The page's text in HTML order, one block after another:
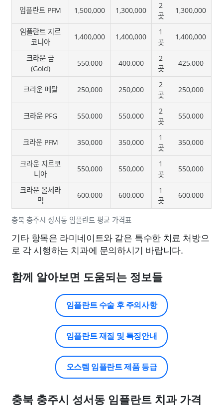
충북 충주시 성서동 임플란트 평균 가격표
임플란트 PFM 1,500,000 1,300,000
2
곳
1,300,000
임플란트 지르
코니아
1,400,000 1,400,000
1
곳
1,400,000
크라운 금
(Gold)
550,000 400,000
2
곳
425,000
크라운 메탈 250,000 250,000
2
곳
250,000
크라운 PFG 550,000 550,000
2
곳
550,000
크라운 PFM 350,000 350,000
1
곳
350,000
크라운 지르코
니아
550,000 550,000
1
곳
550,000
크라운 올세라
믹
600,000 600,000
1
곳
600,000
기타 항목은 라미네이트와 같은 특수한 치료 처방으
로 각 시행하는 치과에 문의하시기 바랍니다.
함께 알아보면 도움되는 정보들
임플란트 수술 후 주의사항
임플란트 재질 및 특징안내
오스템 임플란트 제품 등급
충북 충주시 성서동 임플란트 치과 가격